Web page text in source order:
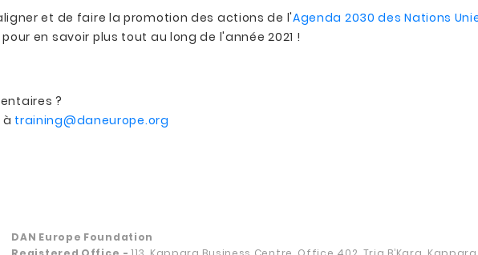
et de faire la promotion des actions de l'Agenda 2030 des Nations
en savoir plus tout au long de l'année 2021 !
?
à training@daneurope.org
DAN Europe Foundation